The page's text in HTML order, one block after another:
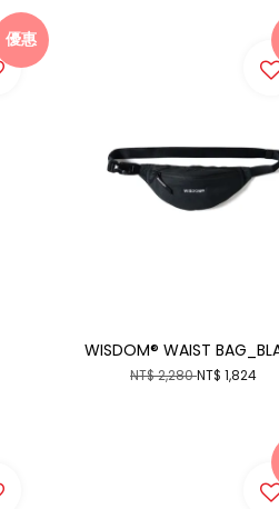
優惠
WISDOM® WAIST
NT$ 2,280NT$ 1,824